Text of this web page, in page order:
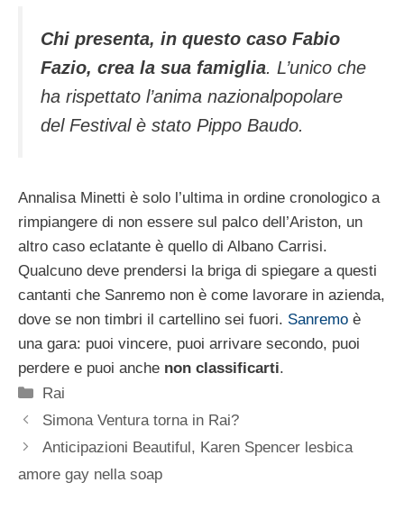
Chi presenta, in questo caso Fabio
Fazio, crea la sua famiglia. L’unico che
ha rispettato l’anima nazionalpopolare
del Festival è stato Pippo Baudo.
Annalisa Minetti è solo l’ultima in ordine cronologico a
rimpiangere di non essere sul palco dell’Ariston, un
altro caso eclatante è quello di Albano Carrisi.
Qualcuno deve prendersi la briga di spiegare a questi
cantanti che Sanremo non è come lavorare in azienda,
dove se non timbri il cartellino sei fuori. Sanremo è
una gara: puoi vincere, puoi arrivare secondo, puoi
perdere e puoi anche non classificarti.
Categorie
Rai
Simona Ventura torna in Rai?
Anticipazioni Beautiful, Karen Spencer lesbica
amore gay nella soap